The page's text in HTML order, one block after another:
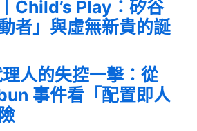
Child’s Play：矽谷
動者」與虛無新貴的誕
人的失控一擊：從
事件看「配置即人